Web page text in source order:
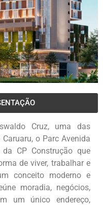
Cruz, uma das
o Parc Avenida
CP Construção que
de viver, trabalhar e
conceito moderno e
moradia, negócios,
um único endereço,